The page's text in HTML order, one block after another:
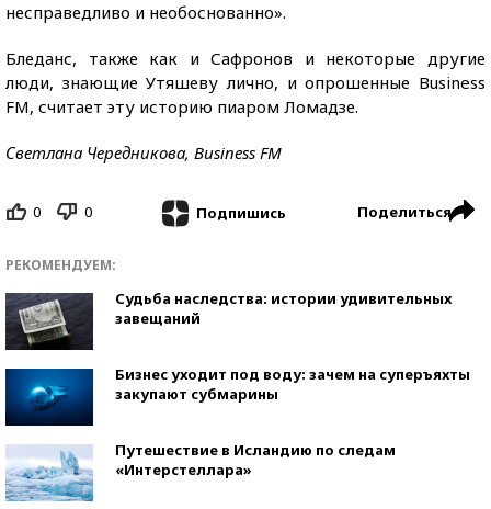
несправедливо и необоснованно».
Бледанс, также как и Сафронов и некоторые другие
люди, знающие Утяшеву лично, и опрошенные Business
FM, считает эту историю пиаром Ломадзе.
Светлана Чередникова, Business FM
0 0 Подпишись Поделиться
РЕКОМЕНДУЕМ:
Судьба наследства: истории удивительных
завещаний
Бизнес уходит под воду: зачем на суперъяхты
закупают субмарины
Путешествие в Исландию по следам
«Интерстеллара»